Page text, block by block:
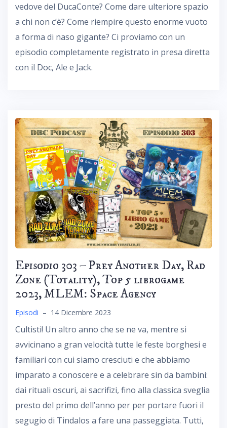
vedove del DucaConte? Come dare ulteriore spazio
a chi non c’è? Come riempire questo enorme vuoto
a forma di naso gigante? Ci proviamo con un
episodio completamente registrato in presa diretta
con il Doc, Ale e Jack.
Episodio 303 – Prey Another Day, Rad
Zone (Totality), Top 5 librogame
2023, MLEM: Space Agency
Episodi – 14 Dicembre 2023
Cultisti! Un altro anno che se ne va, mentre si
avvicinano a gran velocità tutte le feste borghesi e
familiari con cui siamo cresciuti e che abbiamo
imparato a conoscere e a celebrare sin da bambini:
dai rituali oscuri, ai sacrifizi, fino alla classica sveglia
presto del primo dell’anno per per portare fuori il
segugio di Tindalos a fare una passeggiata. Tutti,